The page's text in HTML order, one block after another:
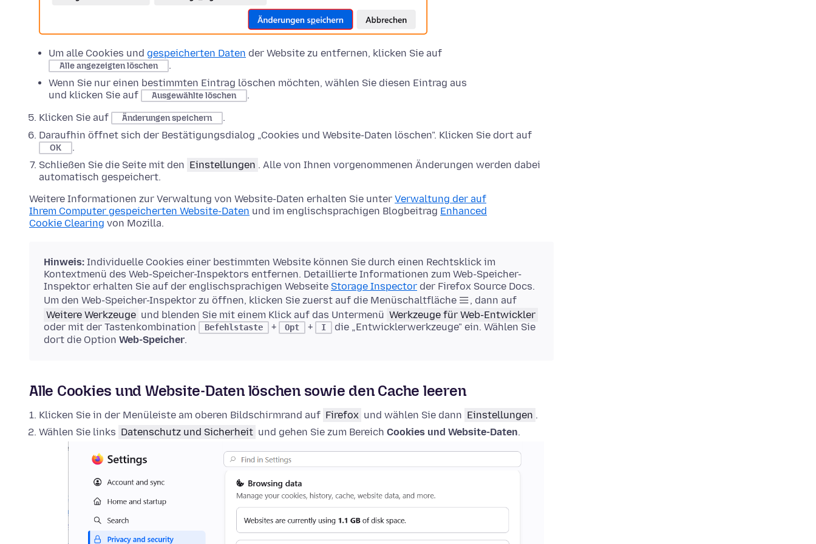
Um alle Cookies und gespeicherten Daten der Website zu entfernen, klicken Sie auf
Alle angezeigten löschen
.
Wenn Sie nur einen bestimmten Eintrag löschen möchten, wählen Sie diesen Eintrag aus
und klicken Sie auf
Ausgewählte löschen
.
Klicken Sie auf
Änderungen speichern
.
Daraufhin öffnet sich der Bestätigungsdialog „Cookies und Website-Daten löschen". Klicken Sie dort auf
OK
.
Schließen Sie die Seite mit den Einstellungen . Alle von Ihnen vorgenommenen Änderungen werden dabei
automatisch gespeichert.
Weitere Informationen zur Verwaltung von Website-Daten erhalten Sie unter Verwaltung der auf
Ihrem Computer gespeicherten Website-Daten und im englischsprachigen Blogbeitrag Enhanced
Cookie Clearing von Mozilla.
Hinweis: Individuelle Cookies einer bestimmten Website können Sie durch einen Rechtsklick im
Kontextmenü des Web-Speicher-Inspektors entfernen. Detaillierte Informationen zum Web-Speicher-
Inspektor erhalten Sie auf der englischsprachigen Webseite Storage Inspector der Firefox Source Docs.
Um den Web-Speicher-Inspektor zu öffnen, klicken Sie zuerst auf die Menüschaltfläche
, dann auf
Weitere Werkzeuge und blenden Sie mit einem Klick auf das Untermenü Werkzeuge für Web-Entwickler
oder mit der Tastenkombination
Befehlstaste + Opt + I
die „Entwicklerwerkzeuge" ein. Wählen Sie
dort die Option Web-Speicher.
Alle Cookies und Website-Daten löschen sowie den Cache leeren
Klicken Sie in der Menüleiste am oberen Bildschirmrand auf Firefox und wählen Sie dann Einstellungen .
Wählen Sie links Datenschutz und Sicherheit und gehen Sie zum Bereich Cookies und Website-Daten.